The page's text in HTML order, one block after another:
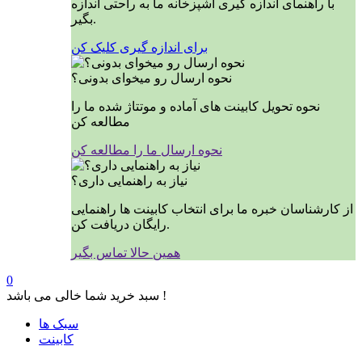
با راهنمای اندازه گیری آشپزخانه ما به راحتی اندازه
بگیر.
برای اندازه گیری کلیک کن
نحوه ارسال رو میخوای بدونی؟
نحوه تحویل کابینت های آماده و موتتاژ شده ما را
مطالعه کن
نحوه ارسال ما را مطالعه کن
نیاز به راهنمایی داری؟
از کارشناسان خبره ما برای انتخاب کابینت ها راهنمایی
رایگان دریافت کن.
همین حالا تماس بگیر
0
سبد خرید شما خالی می باشد !
سبک ها
کابینت